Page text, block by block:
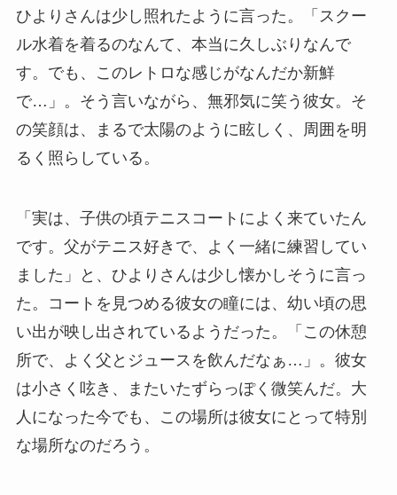
ひよりさんは少し照れたように言った。「スクー
ル水着を着るのなんて、本当に久しぶりなんで
す。でも、このレトロな感じがなんだか新鮮
で…」。そう言いながら、無邪気に笑う彼女。そ
の笑顔は、まるで太陽のように眩しく、周囲を明
るく照らしている。
「実は、子供の頃テニスコートによく来ていたん
です。父がテニス好きで、よく一緒に練習してい
ました」と、ひよりさんは少し懐かしそうに言っ
た。コートを見つめる彼女の瞳には、幼い頃の思
い出が映し出されているようだった。「この休憩
所で、よく父とジュースを飲んだなぁ…」。彼女
は小さく呟き、またいたずらっぽく微笑んだ。大
人になった今でも、この場所は彼女にとって特別
な場所なのだろう。